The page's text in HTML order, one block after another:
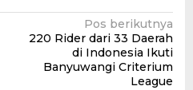
Pos berikutnya
220 Rider dari 33 Daerah
di Indonesia Ikuti
Banyuwangi Criterium
League